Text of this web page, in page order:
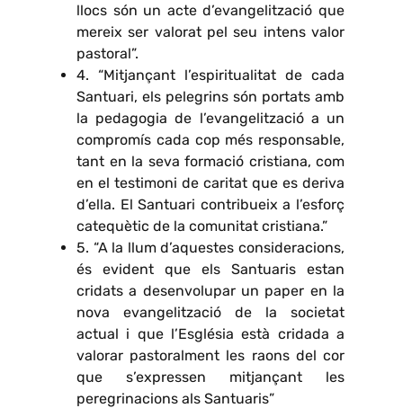
llocs són un acte d’evangelització que
mereix ser valorat pel seu intens valor
pastoral”.
4. “Mitjançant l’espiritualitat de cada
Santuari, els pelegrins són portats amb
la pedagogia de l’evangelització a un
compromís cada cop més responsable,
tant en la seva formació cristiana, com
en el testimoni de caritat que es deriva
d’ella. El Santuari contribueix a l’esforç
catequètic de la comunitat cristiana.”
5. “A la llum d’aquestes consideracions,
és evident que els Santuaris estan
cridats a desenvolupar un paper en la
nova evangelització de la societat
actual i que l’Església està cridada a
valorar pastoralment les raons del cor
que s’expressen mitjançant les
peregrinacions als Santuaris”